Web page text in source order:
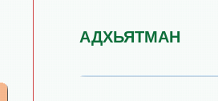
АДХЬЯТМАН